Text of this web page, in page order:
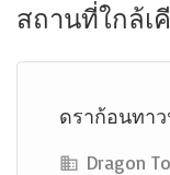
สถานที่ใกล้เ
ดราก้อนทา
Dragon